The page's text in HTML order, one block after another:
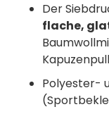
Der
flache,
Polyester-